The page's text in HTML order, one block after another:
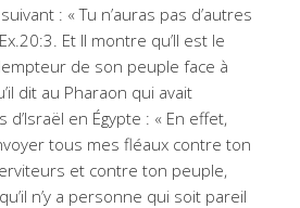
: « Tu n’auras pas d’autres
Et Il montre qu’Il est le
de son peuple face à
dit au Pharaon qui avait
en Égypte : « En effet,
tous mes fléaux contre ton
et contre ton peuple,
n’y a personne qui soit pareil